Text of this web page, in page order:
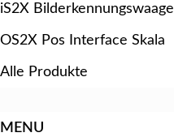
iS2X Bilderkennungswaage
OS2X Pos Interface Skala
Alle Produkte
MENU